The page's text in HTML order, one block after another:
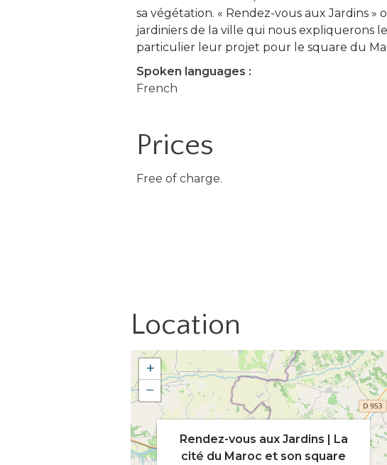
sa végétation. « Rendez-vous aux Jardins
jardiniers de la ville qui nous expliquerons
particulier leur projet pour le square du
Spoken languages :
French
Prices
Free of charge.
Location
+
−
Rendez-vous aux Jardins | La
cité du Maroc et son square